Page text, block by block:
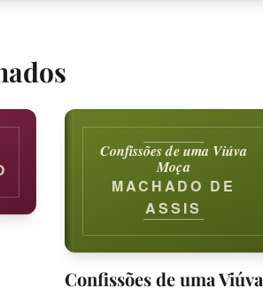
Confissões de uma Viúva
Moça
MACHADO DE
ASSIS
Confissões de uma Viúva